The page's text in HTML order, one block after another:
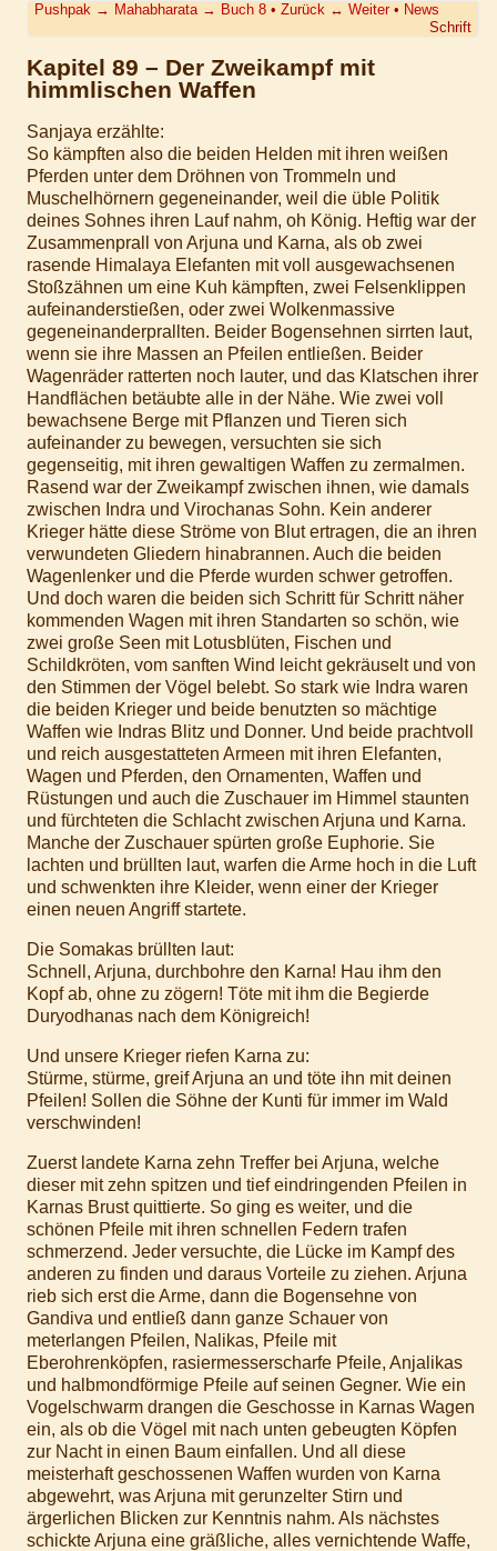
Pushpak → Mahabharata → Buch 8 •Zurück ↔ Weiter• News
Schrift
Kapitel 89 – Der Zweikampf mit
himmlischen Waffen
Sanjaya erzählte:
So kämpften also die beiden Helden mit ihren weißen
Pferden unter dem Dröhnen von Trommeln und
Muschelhörnern gegeneinander, weil die üble Politik
deines Sohnes ihren Lauf nahm, oh König. Heftig war der
Zusammenprall von Arjuna und Karna, als ob zwei
rasende Himalaya Elefanten mit voll ausgewachsenen
Stoßzähnen um eine Kuh kämpften, zwei Felsenklippen
aufeinanderstießen, oder zwei Wolkenmassive
gegeneinanderprallten. Beider Bogensehnen sirrten laut,
wenn sie ihre Massen an Pfeilen entließen. Beider
Wagenräder ratterten noch lauter, und das Klatschen ihrer
Handflächen betäubte alle in der Nähe. Wie zwei voll
bewachsene Berge mit Pflanzen und Tieren sich
aufeinander zu bewegen, versuchten sie sich
gegenseitig, mit ihren gewaltigen Waffen zu zermalmen.
Rasend war der Zweikampf zwischen ihnen, wie damals
zwischen Indra und Virochanas Sohn. Kein anderer
Krieger hätte diese Ströme von Blut ertragen, die an ihren
verwundeten Gliedern hinabrannen. Auch die beiden
Wagenlenker und die Pferde wurden schwer getroffen.
Und doch waren die beiden sich Schritt für Schritt näher
kommenden Wagen mit ihren Standarten so schön, wie
zwei große Seen mit Lotusblüten, Fischen und
Schildkröten, vom sanften Wind leicht gekräuselt und von
den Stimmen der Vögel belebt. So stark wie Indra waren
die beiden Krieger und beide benutzten so mächtige
Waffen wie Indras Blitz und Donner. Und beide prachtvoll
und reich ausgestatteten Armeen mit ihren Elefanten,
Wagen und Pferden, den Ornamenten, Waffen und
Rüstungen und auch die Zuschauer im Himmel staunten
und fürchteten die Schlacht zwischen Arjuna und Karna.
Manche der Zuschauer spürten große Euphorie. Sie
lachten und brüllten laut, warfen die Arme hoch in die Luft
und schwenkten ihre Kleider, wenn einer der Krieger
einen neuen Angriff startete.
Die Somakas brüllten laut:
Schnell, Arjuna, durchbohre den Karna! Hau ihm den
Kopf ab, ohne zu zögern! Töte mit ihm die Begierde
Duryodhanas nach dem Königreich!
Und unsere Krieger riefen Karna zu:
Stürme, stürme, greif Arjuna an und töte ihn mit deinen
Pfeilen! Sollen die Söhne der Kunti für immer im Wald
verschwinden!
Zuerst landete Karna zehn Treffer bei Arjuna, welche
dieser mit zehn spitzen und tief eindringenden Pfeilen in
Karnas Brust quittierte. So ging es weiter, und die
schönen Pfeile mit ihren schnellen Federn trafen
schmerzend. Jeder versuchte, die Lücke im Kampf des
anderen zu finden und daraus Vorteile zu ziehen. Arjuna
rieb sich erst die Arme, dann die Bogensehne von
Gandiva und entließ dann ganze Schauer von
meterlangen Pfeilen, Nalikas, Pfeile mit
Eberohrenköpfen, rasiermesserscharfe Pfeile, Anjalikas
und halbmondförmige Pfeile auf seinen Gegner. Wie ein
Vogelschwarm drangen die Geschosse in Karnas Wagen
ein, als ob die Vögel mit nach unten gebeugten Köpfen
zur Nacht in einen Baum einfallen. Und all diese
meisterhaft geschossenen Waffen wurden von Karna
abgewehrt, was Arjuna mit gerunzelter Stirn und
ärgerlichen Blicken zur Kenntnis nahm. Als nächstes
schickte Arjuna eine gräßliche, alles vernichtende Waffe,